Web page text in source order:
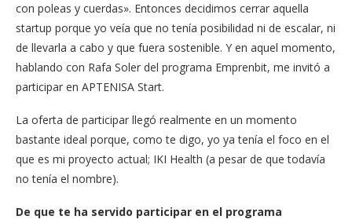
con poleas y cuerdas». Entonces decidimos cerrar aquella
startup porque yo veía que no tenía posibilidad ni de escalar, ni
de llevarla a cabo y que fuera sostenible. Y en aquel momento,
hablando con Rafa Soler del programa Emprenbit, me invitó a
participar en APTENISA Start.
La oferta de participar llegó realmente en un momento
bastante ideal porque, como te digo, yo ya tenía el foco en el
que es mi proyecto actual; IKI Health (a pesar de que todavía
no tenía el nombre).
De que te ha servido participar en el programa